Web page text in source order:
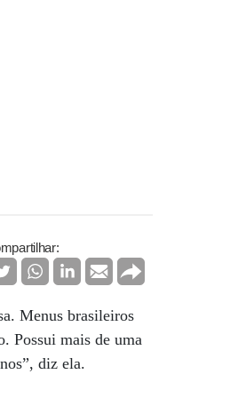
Menus brasileiros
Possui mais de uma
diz ela.